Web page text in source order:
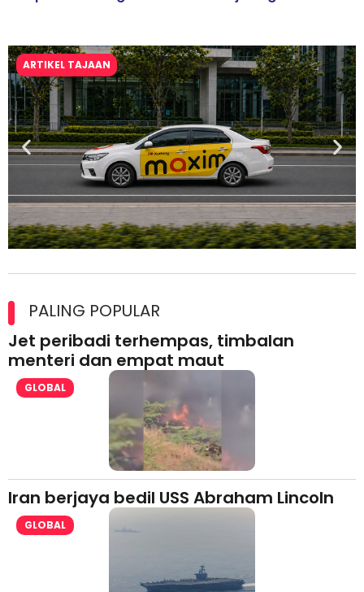
ARTIKEL TAJAAN
lesen separuh pertama 2026
PALING POPULAR
Jet peribadi terhempas, timbalan
menteri dan empat maut
GLOBAL
Iran berjaya bedil USS Abraham Lincoln
GLOBAL